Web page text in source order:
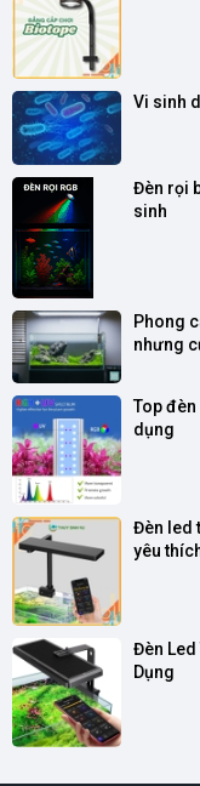
Vi sinh
Đèn rọi
sinh
Phong
nhưng
Top
dụng
Đèn led
yêu
Đèn
Dụng